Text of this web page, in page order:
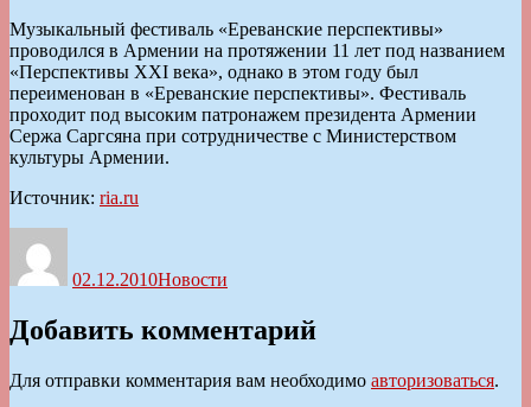
Музыкальный фестиваль «Ереванские перспективы»
проводился в Армении на протяжении 11 лет под названием
«Перспективы XXI века», однако в этом году был
переименован в «Ереванские перспективы». Фестиваль
проходит под высоким патронажем президента Армении
Сержа Саргсяна при сотрудничестве с Министерством
культуры Армении.
Источник: ria.ru
02.12.2010Новости
Добавить комментарий
Для отправки комментария вам необходимо авторизоваться.